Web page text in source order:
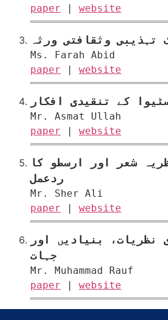
paper | website
تہذیبی وثقافتی ورثہ
Ms. Farah Abid
paper | website
کے تنقیدی افکار
Mr. Asmat Ullah
paper | website
شعر اور ارسطو کا
ردعمل
Mr. Sher Ali
paper | website
نظریات، بنیادیں اور
جہات
Mr. Muhammad Rauf
paper | website